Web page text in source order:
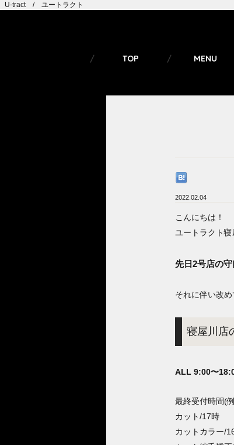
U-tract / ユートラクト
TOP MENU
2022.02.04
こんにちは！
ユートラクト
先日2号店の
それに伴い改
寝屋川店
ALL 9:00〜
最終受付時間(
カット/17時
カットカラー/